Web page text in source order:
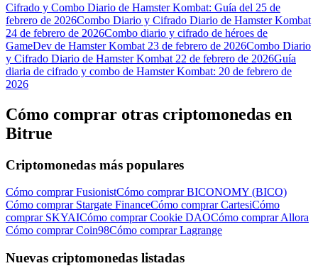
Cifrado y Combo Diario de Hamster Kombat: Guía del 25 de
febrero de 2026Combo Diario y Cifrado Diario de Hamster Kombat
24 de febrero de 2026Combo diario y cifrado de héroes de
GameDev de Hamster Kombat 23 de febrero de 2026Combo Diario
y Cifrado Diario de Hamster Kombat 22 de febrero de 2026Guía
diaria de cifrado y combo de Hamster Kombat: 20 de febrero de
2026
Cómo comprar otras criptomonedas en
Bitrue
Criptomonedas más populares
Cómo comprar FusionistCómo comprar BICONOMY (BICO)
Cómo comprar Stargate FinanceCómo comprar CartesiCómo
comprar SKYAICómo comprar Cookie DAOCómo comprar Allora
Cómo comprar Coin98Cómo comprar Lagrange
Nuevas criptomonedas listadas